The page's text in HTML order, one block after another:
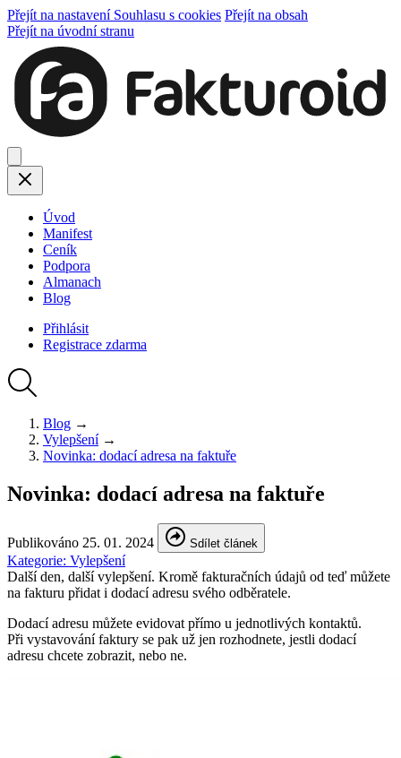
Přejít na nastavení Souhlasu s cookies Přejít na obsah
Přejít na úvodní stranu
Úvod
Manifest
Ceník
Podpora
Almanach
Blog
Přihlásit
Registrace zdarma
Blog →
Vylepšení →
Novinka: dodací adresa na faktuře
Novinka: dodací adresa na faktuře
Publikováno 25. 01. 2024 Sdílet článek
Kategorie: Vylepšení
Další den, další vylepšení. Kromě fakturačních údajů od teď můžete
na fakturu přidat i dodací adresu svého odběratele.
Dodací adresu můžete evidovat přímo u jednotlivých kontaktů.
Při vystavování faktury se pak už jen rozhodnete, jestli dodací
adresu chcete zobrazit, nebo ne.